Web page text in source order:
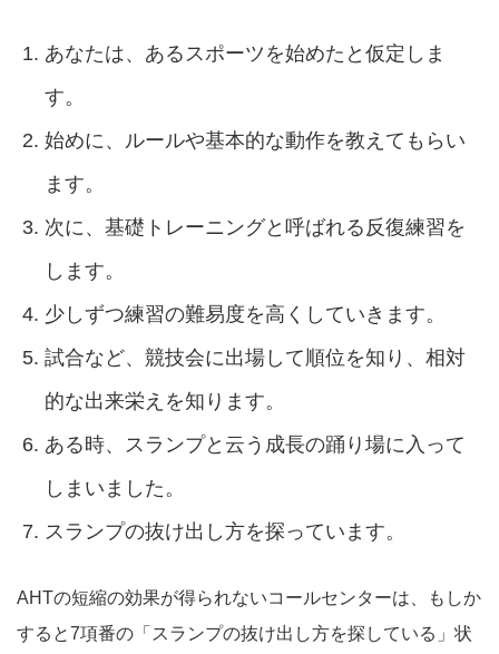
あなたは、あるスポーツを始めたと仮定しま
す。
始めに、ルールや基本的な動作を教えてもらい
ます。
次に、基礎トレーニングと呼ばれる反復練習を
します。
少しずつ練習の難易度を高くしていきます。
試合など、競技会に出場して順位を知り、相対
的な出来栄えを知ります。
ある時、スランプと云う成長の踊り場に入って
しまいました。
スランプの抜け出し方を探っています。
AHTの短縮の効果が得られないコールセンターは、もしか
すると7項番の「スランプの抜け出し方を探している」状